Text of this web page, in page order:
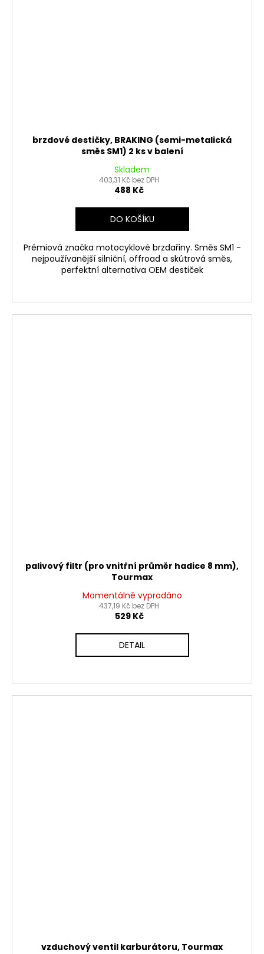
brzdové destičky, BRAKING (semi-metalická
směs SM1) 2 ks v balení
Skladem
403,31 Kč bez DPH
488 Kč
DO KOŠÍKU
Prémiová značka motocyklové brzdařiny. Směs SM1 -
nejpoužívanější silniční, offroad a skútrová směs,
perfektní alternativa OEM destiček
palivový filtr (pro vnitřní průměr hadice 8 mm),
Tourmax
Momentálně vyprodáno
437,19 Kč bez DPH
529 Kč
DETAIL
vzduchový ventil karburátoru, Tourmax